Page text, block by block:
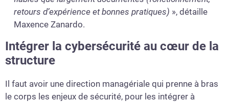
retours d’expérience et bonnes pratiques) », détaille
Maxence Zanardo.
Intégrer la cybersécurité au cœur de la
structure
Il faut avoir une direction managériale qui prenne à bras
le corps les enjeux de sécurité, pour les intégrer à